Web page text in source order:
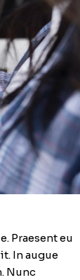
Praesent eu
In augue
Nunc